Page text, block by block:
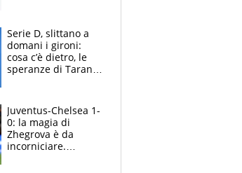
Serie D, slittano a
domani i gironi:
cosa c’è dietro, le
speranze di Taranto
Juventus-Chelsea 1-
0: la magia di
Zhegrova è da
incorniciare.